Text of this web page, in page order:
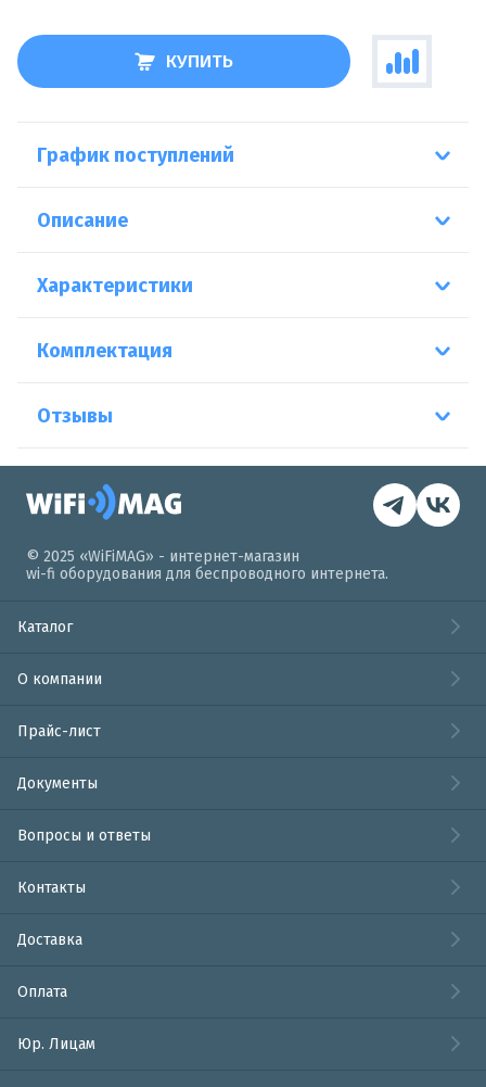
КУПИТЬ
График поступлений
Описание
Характеристики
Комплектация
Отзывы
© 2025 «WiFiMAG» - интернет-магазин
wi-fi оборудования для беспроводного интернета.
Каталог
О компании
Прайс-лист
Документы
Вопросы и ответы
Контакты
Доставка
Оплата
Юр. Лицам